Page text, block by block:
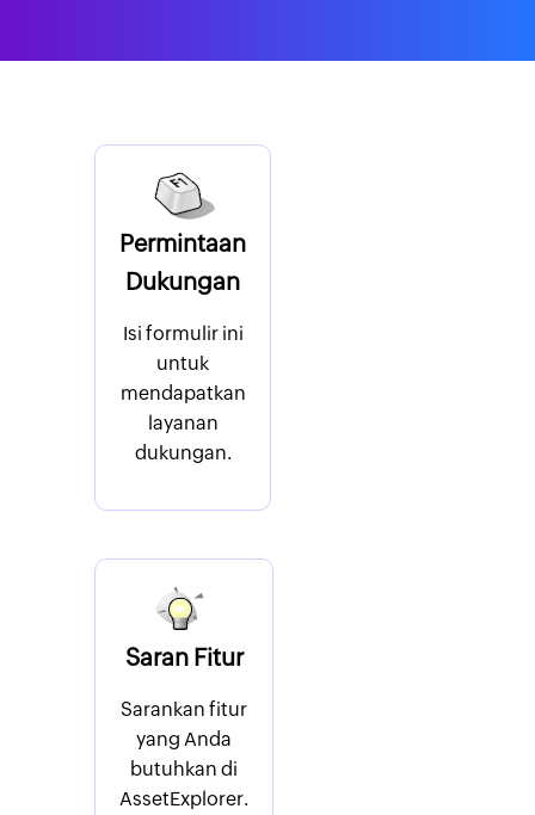
Permintaan
Dukungan
Isi formulir ini
untuk
mendapatkan
layanan
dukungan.
Saran Fitur
Sarankan fitur
yang Anda
butuhkan di
AssetExplorer.